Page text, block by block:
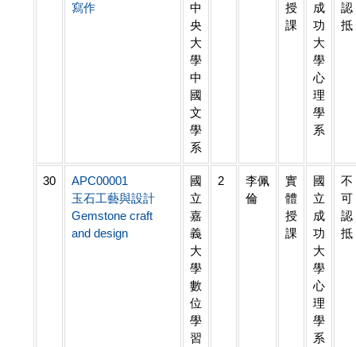
寫作
中
央
大
學
中
國
文
學
系
授
課
成
功
大
學
心
理
學
系
認
抵
30
APC00001
玉石工藝與設計
Gemstone craft
and design
國
立
嘉
義
大
學
數
位
學
習
2
李佩
倫
實
體
授
課
國
立
成
功
大
學
心
理
學
系
不
可
認
抵